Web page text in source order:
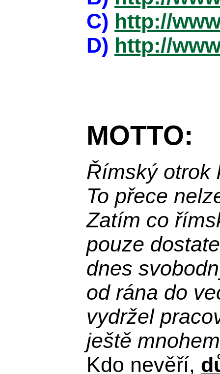
C) http://
D) http://
MOTTO:
Římský otrok
To přece
Zatím co
pouze
dnes
od rána do
vydržel
ještě
Kdo nevěří,